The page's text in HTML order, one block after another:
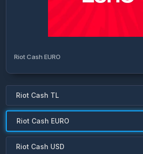
Riot Cash EURO
Riot Cash TL
Riot Cash EURO
Riot Cash USD